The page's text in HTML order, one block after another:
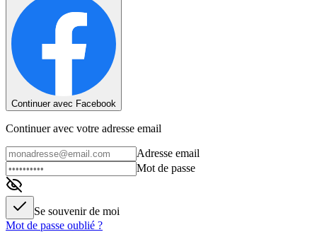
Continuer avec Facebook
Continuer avec votre adresse email
Adresse email
Mot de passe
Se souvenir de moi
Mot de passe oublié ?